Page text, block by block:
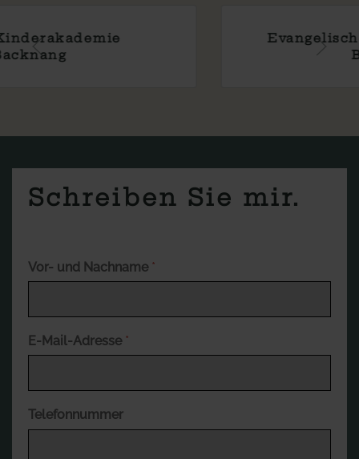
Evangelische Kirchengemeinde
Schreiben Sie mir.
Vor- und Nachname *
E-Mail-Adresse *
Telefonnummer